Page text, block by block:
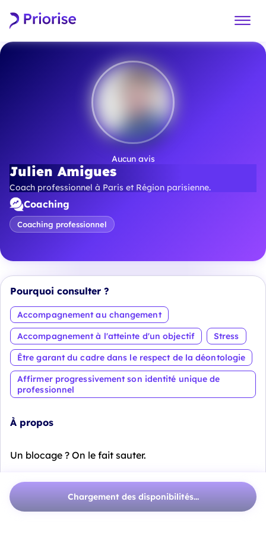
Aucun avis
Julien Amigues
Coach professionnel à Paris et Région parisienne.
Coaching
Coaching professionnel
Pourquoi consulter ?
Accompagnement au changement
Accompagnement à l'atteinte d'un objectif
Stress
Être garant du cadre dans le respect de la déontologie
Affirmer progressivement son identité unique de
professionnel
À propos
Un blocage ? On le fait sauter.
J’aide principalement les créatifs et les indépendants
à dépasser des impasses professionnelles et à
retrouver de la clarté pour avancer.
Chargement des disponibilités...